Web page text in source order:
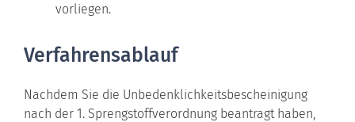
vorliegen.
Verfahrensablauf
Nachdem Sie die Unbedenklichkeitsbescheinigung
nach der 1. Sprengstoffverordnung beantragt haben,